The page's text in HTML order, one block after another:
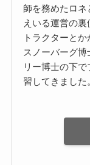
師を務めたロ
えいる運営の
トラクターと
スノーバーグ
リー博士の下
習してきました